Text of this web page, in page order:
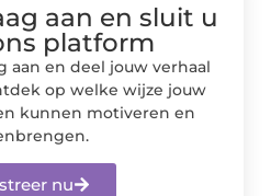
aan en sluit u
platform
aan en deel jouw verhaal
op welke wijze jouw
kunnen motiveren en
nu